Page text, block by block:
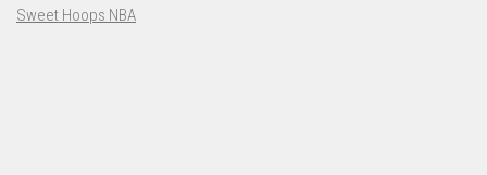
Sweet Hoops NBA